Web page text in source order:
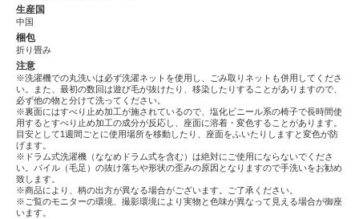
生産国
中国
梱包
折り畳み
注意
※洗濯機での丸洗いは必ず洗濯ネットを使用し、ごみ取りネットも併用してくださ
い。また、最初の数回は遊び毛が抜けたり、移染したりすることがありますので、
必ず他の物と分けて洗ってください。
※裏面にはすべり止め加工が施されているので、塩化ビニール系の椅子で長時間使
用するとすべり止め加工の成分が反応し、座面に溶着・変色することがあります。
目安として1週間ごとに使用場所を移動したり、座面をふいたりしますと変色が防
げます。
※ドラム式洗濯機（ななめドラム式を含む）は絶対にご使用にならないでくださ
い。パイル（毛足）の抜け落ちや形状の歪みの原因となりますので手洗いをお勧め
致します。
※商品により、柄の出方が異なる場合がございます。ご了承ください。
※ご覧のモニターの環境、撮影環境により実物と色味が異なって見える場合が御座
います。